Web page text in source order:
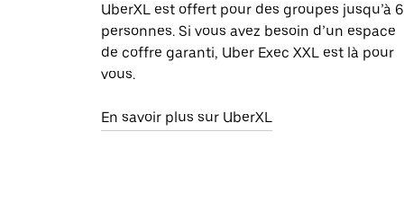
UberXL est offert pour des groupes jusqu’à 6
personnes. Si vous avez besoin d’un espace
de coffre garanti, Uber Exec XXL est là pour
vous.
En savoir plus sur UberXL